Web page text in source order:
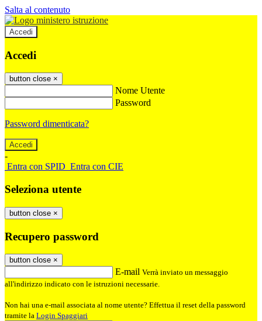
Salta al contenuto
Accedi
Accedi
button close ×
Nome Utente
Password
Password dimenticata?
-
Entra con SPID Entra con CIE
Seleziona utente
button close ×
Recupero password
button close ×
E-mail Verrà inviato un messaggio
all'indirizzo indicato con le istruzioni necessarie.
Non hai una e-mail associata al nome utente? Effettua il reset della password
tramite la Login Spaggiari